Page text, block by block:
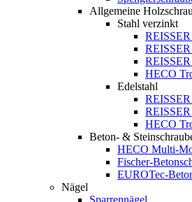
Allgemeine
Stahl verzinkt
HECO
Edelstahl
HECO
Beton- &
HECO Multi-
Fischer-
EUROTec-
Nägel
Sparrennägel